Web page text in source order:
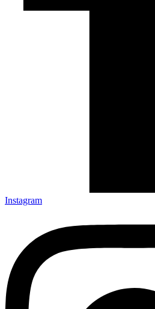
Instagram